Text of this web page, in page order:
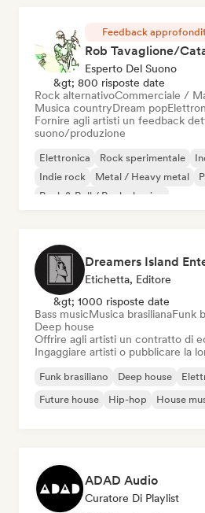
Feedback
Rob Tavaglione/
Esperto Del Suono
&gt; 800 risposte date
Rock alternativoCommerciale /
Musica countryDream pop
Fornire agli artisti un feedback
suono/produzione
Elettronica Rock sperimentale
Indie rock
Metal / Heavy metal
Rock & Roll / Rock classico
Dreamers Island
Etichetta, Editore
&gt; 1000 risposte date
Bass musicMusica brasilianaFunk
Deep house
Offrire agli artisti un contratto di
Ingaggiare artisti o pubblicare la
Funk brasiliano Deep house
Future house
Hip-hop House
ADAD Audio
Curatore Di Playlist